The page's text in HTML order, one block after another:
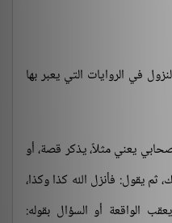
في الروايات التي يعبر بها
يعني مثلاً، يذكر قصة، أو
ثم يقول: فأنزل الله كذا وكذا،
الواقعة أو السؤال بقوله: